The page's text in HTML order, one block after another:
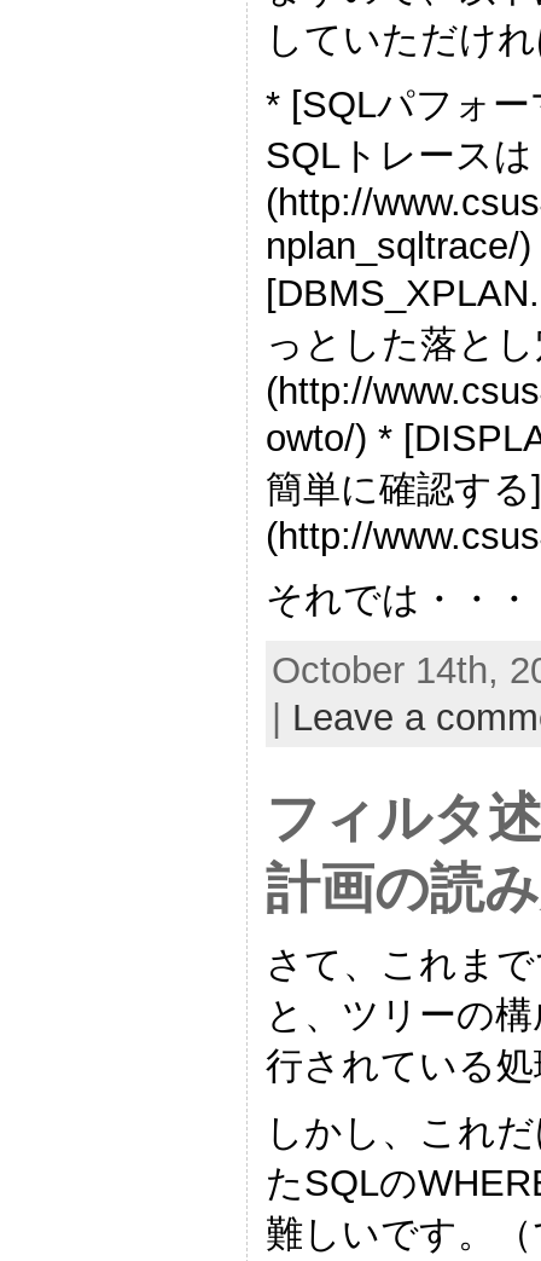
していただけ
* [SQLパフォ
SQLトレース
(http://
nplan_sqltrace/)
っとした落と
(http://
owto/) *
簡単に確認する]
(http://
それでは・・・
October 14th,
Leave a
フィルタ
計画の読
さて、これま
と、ツリーの
行されている
しかし、これ
たSQLの
難しいです。